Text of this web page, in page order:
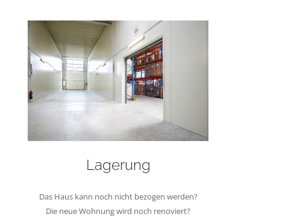
Lagerung
Das Haus kann noch nicht bezogen werden?
Die neue Wohnung wird noch renoviert?